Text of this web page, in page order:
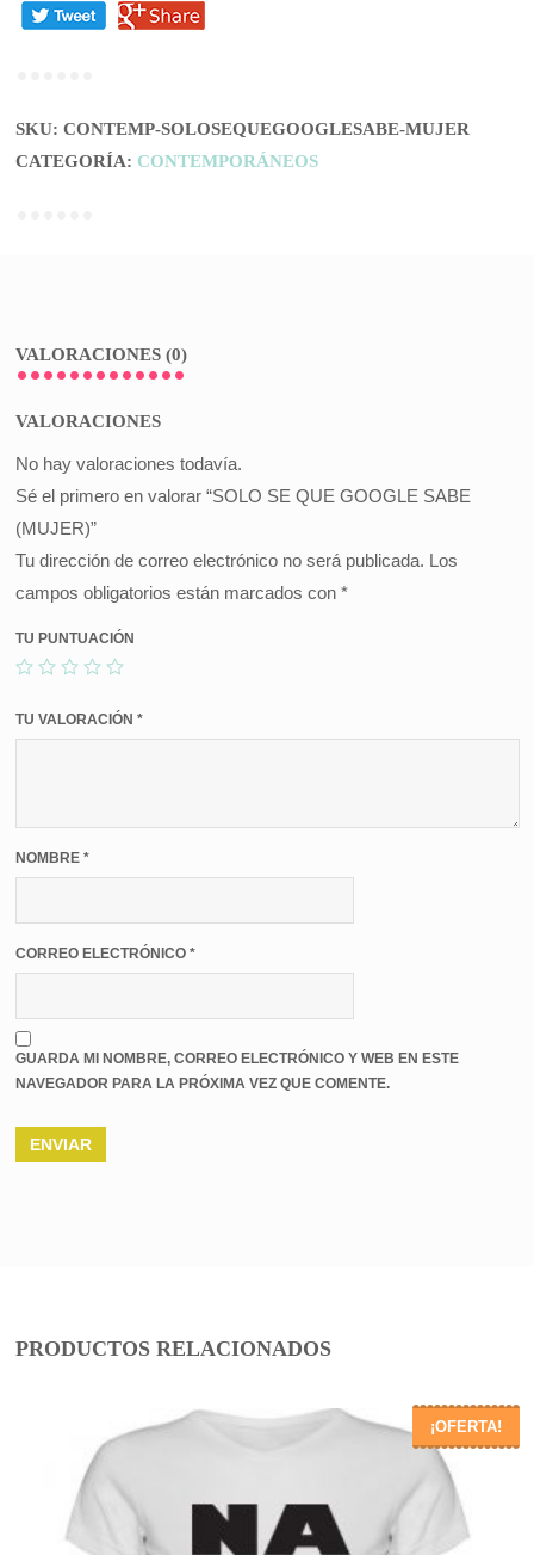
QUE
SKU: CONTEMP-SOLOSEQUEGOOGLESABE-MUJER
CATEGORÍA: CONTEMPORÁNEOS
VALORACIONES (0)
VALORACIONES
No hay valoraciones todavía.
Sé el primero en valorar “SOLO SE QUE GOOGLE SABE
(MUJER)”
Tu dirección de correo electrónico no será publicada. Los
campos obligatorios están marcados con *
TU PUNTUACIÓN
TU VALORACIÓN *
NOMBRE *
CORREO ELECTRÓNICO *
GUARDA MI NOMBRE, CORREO ELECTRÓNICO Y WEB EN ESTE
NAVEGADOR PARA LA PRÓXIMA VEZ QUE COMENTE.
PRODUCTOS RELACIONADOS
¡OFERTA!